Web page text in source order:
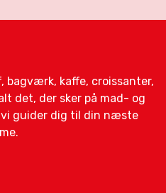
bagværk, kaffe, croissanter,
det, der sker på mad- og
vi guider dig til din næste